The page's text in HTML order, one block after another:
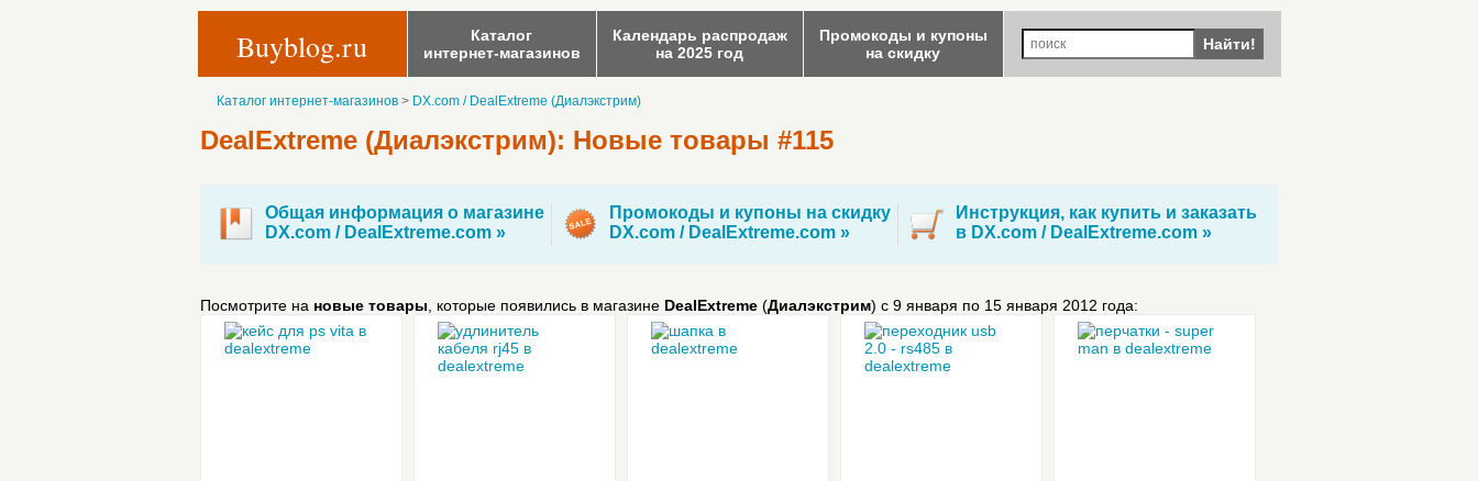
Buyblog.ru
Каталог
интернет-магазинов
Календарь распродаж
на 2025 год
Промокоды и купоны
на скидку
Найти!
Каталог интернет-магазинов > DX.com / DealExtreme (Диалэкстрим)
DealExtreme (Диалэкстрим): Новые товары #115
Общая информация о магазине
DX.com / DealExtreme.com »
Промокоды и купоны на скидку
DX.com / DealExtreme.com »
Инструкция, как купить и заказать
в DX.com / DealExtreme.com »
Посмотрите на новые товары , которые появились в магазине DealExtreme (Диалэкстрим) c 9 января по 15 января 2012 года: